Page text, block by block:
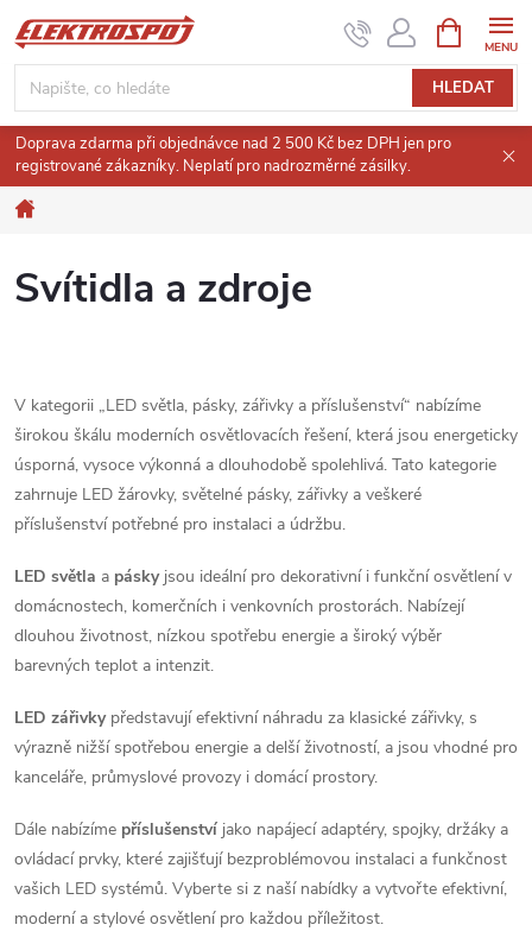
Přejít
na
obsah
HLEDAT
NÁKUPNÍ
KOŠÍK
Doprava zdarma při objednávce nad 2 500 Kč bez DPH jen pro
registrované zákazníky. Neplatí pro nadrozměrné zásilky.
Svítidla a zdroje
​​​​​​V kategorii „LED světla, pásky, zářivky a příslušenství“ nabízíme
širokou škálu moderních osvětlovacích řešení, která jsou energeticky
úsporná, vysoce výkonná a dlouhodobě spolehlivá. Tato kategorie
zahrnuje LED žárovky, světelné pásky, zářivky a veškeré
příslušenství potřebné pro instalaci a údržbu.
LED světla a pásky jsou ideální pro dekorativní i funkční osvětlení v
domácnostech, komerčních i venkovních prostorách. Nabízejí
dlouhou životnost, nízkou spotřebu energie a široký výběr
barevných teplot a intenzit.
LED zářivky představují efektivní náhradu za klasické zářivky, s
výrazně nižší spotřebou energie a delší životností, a jsou vhodné pro
kanceláře, průmyslové provozy i domácí prostory.
Dále nabízíme příslušenství jako napájecí adaptéry, spojky, držáky a
ovládací prvky, které zajišťují bezproblémovou instalaci a funkčnost
vašich LED systémů. Vyberte si z naší nabídky a vytvořte efektivní,
moderní a stylové osvětlení pro každou příležitost.